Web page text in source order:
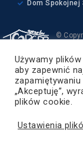
Dom Spokojnej
©
Powiat Rzeszowski
Używamy
aby zapewnić
„Akceptuję”,
plików cookie.
Ustawienia